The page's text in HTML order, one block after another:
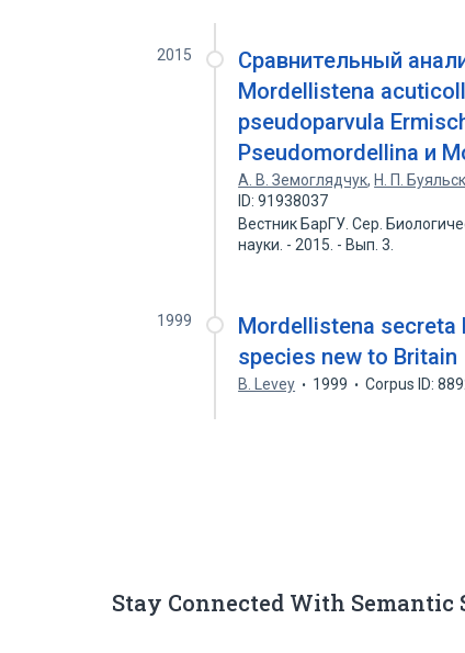
2015
Сравнительный
Mordellistena
pseudoparvula
Pseudomordellina и
А. В. Земоглядчук, Н. П.
ID: 91938037
Вестник БарГУ. Сер.
науки. - 2015. - Вып. 3.
1999
Mordellistena secreta
species new to Britain
B. Levey 1999 Corpus ID:
Stay Connected With Semantic